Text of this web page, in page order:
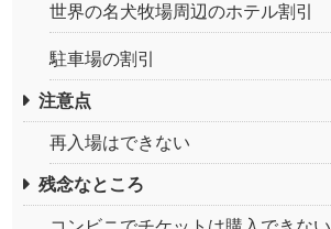
世界の名犬牧場周辺のホテル割引
駐車場の割引
注意点
再入場はできない
残念なところ